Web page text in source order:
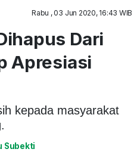
Rabu , 03 Jun 2020, 16:43 WIB
Dari
Apresiasi
kepada masyarakat
Subekti